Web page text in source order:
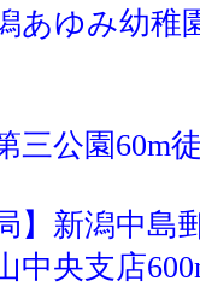
あゆみ幼稚
三公園
】新潟中
中央支店